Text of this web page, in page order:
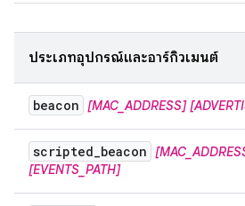
ประเภทอุปกรณ์และอาร์กิวเมนต์
beacon [MAC_ADDRESS]
scripted_beacon
[EVENTS_PATH]